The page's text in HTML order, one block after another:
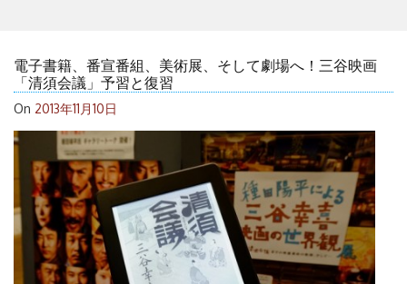
電子書籍、番宣番組、美術展、そして劇場へ！三谷映画
「清須会議」予習と復習
On 2013年11月10日